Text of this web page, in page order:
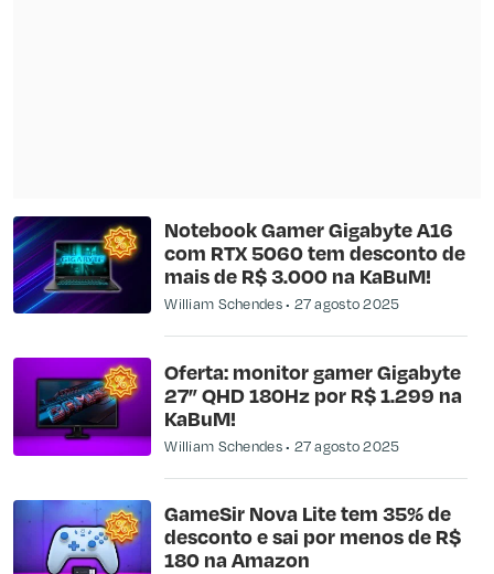
Notebook Gamer Gigabyte A16
com RTX 5060 tem desconto de
mais de R$ 3.000 na KaBuM!
William Schendes 27 agosto 2025
Oferta: monitor gamer Gigabyte
27” QHD 180Hz por R$ 1.299 na
KaBuM!
William Schendes 27 agosto 2025
GameSir Nova Lite tem 35% de
desconto e sai por menos de R$
180 na Amazon